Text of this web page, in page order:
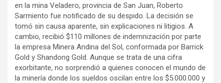
en la mina Veladero, provincia de San Juan, Roberto
Sarmiento fue notificado de su despido. La decisión se
tomó sin causa aparente, sin explicaciones ni litigios. A
cambio, recibió $110 millones de indemnización por parte
la empresa Minera Andina del Sol, conformada por Barrick
Gold y Shandong Gold. Aunque se trata de una cifra
exorbitante, no sorprendió a quienes conocen el mundo de
la minería donde los sueldos oscilan entre los $5.000.000 y